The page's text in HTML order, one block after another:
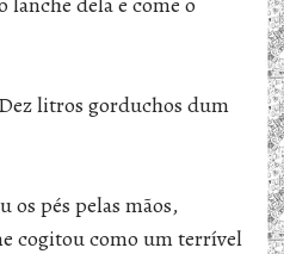
litros gorduchos dum
os pés pelas mãos,
cogitou como um terrível